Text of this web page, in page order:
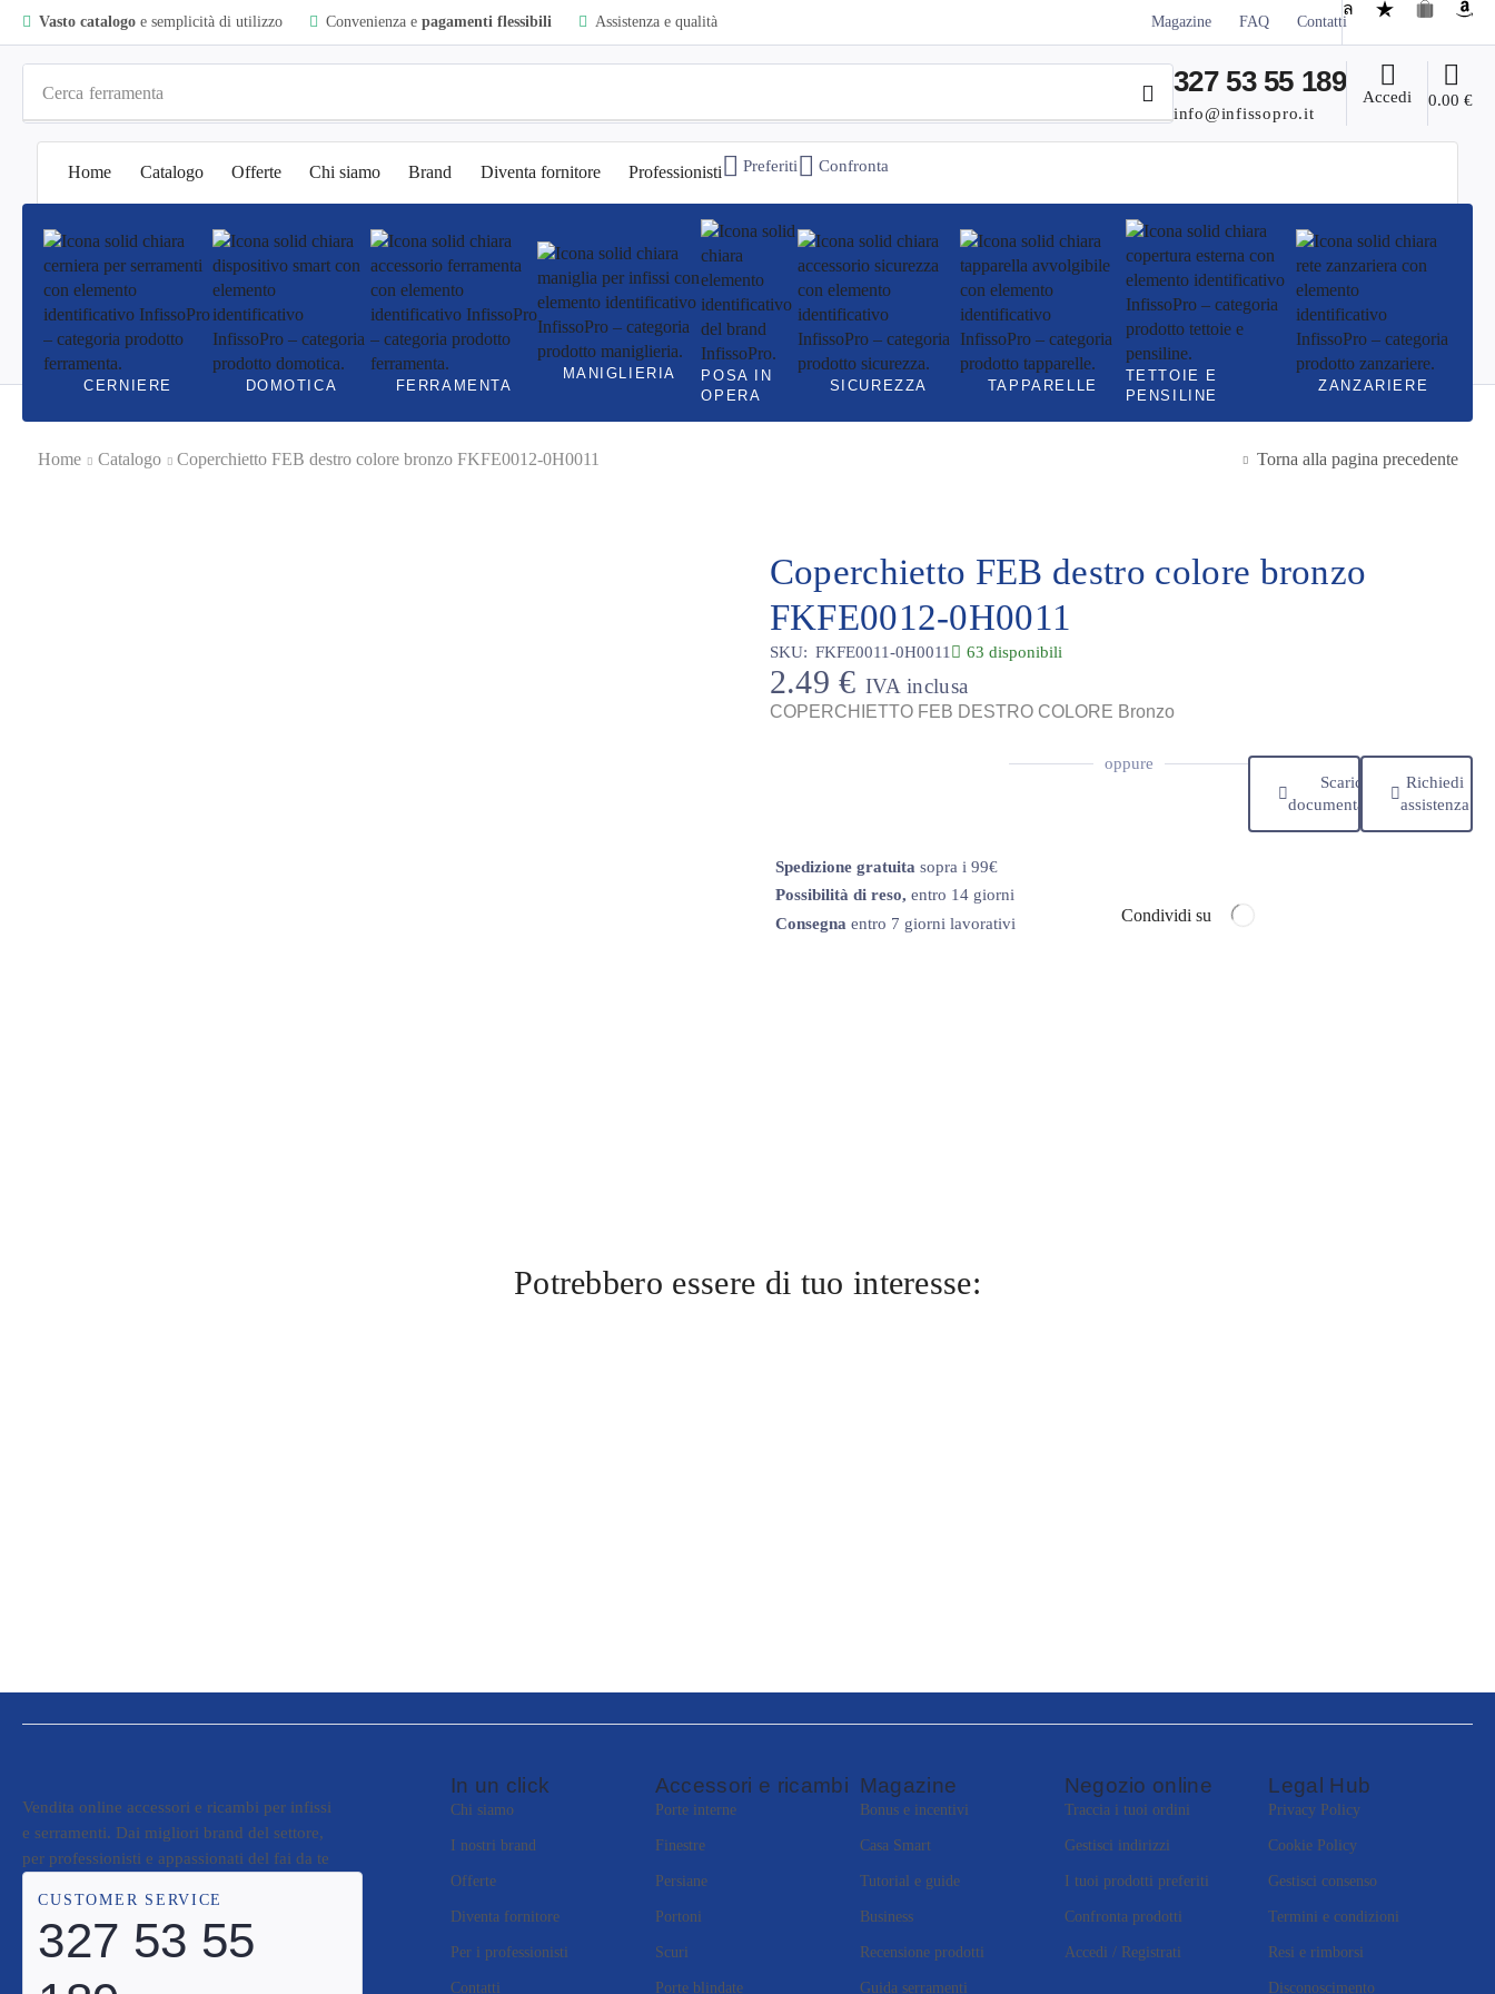
Vasto catalogoe semplicità di utilizzo Convenienza e pagamenti flessibili Assistenza e qualità Magazine FAQ Contatti
Cerca ferramenta 327 53 55 189
info@infissopro.it
Accedi 0.00€
Home Catalogo Offerte Chi siamo Brand Diventa fornitore Professionisti Preferiti Confronta
CERNIERE DOMOTICA FERRAMENTA
MANIGLIERIA
POSA IN
OPERA
SICUREZZA TAPPARELLE
TETTOIE E
PENSILINE
ZANZARIERE
Home Catalogo Coperchietto FEB destro colore bronzo FKFE0012-0H0011 Torna alla pagina precedente
Coperchietto FEB destro colore bronzo
FKFE0012-0H0011
SKU: FKFE0011-0H0011 63 disponibili
2.49€ IVA inclusa
COPERCHIETTO FEB DESTRO COLORE Bronzo
oppure
Scarica
documentazione
Richiedi
assistenza
Spedizione gratuita sopra i 99€
Possibilità di reso, entro 14 giorni
Consegna entro 7 giorni lavorativi Condividi su
Potrebbero essere di tuo interesse:
Vendita online accessori e ricambi per infissi
e serramenti. Dai migliori brand del settore,
per professionisti e appassionati del fai da te
CUSTOMER SERVICE
327 53 55
In un click
Chi siamo
I nostri brand
Offerte
Diventa fornitore
Per i professionisti
Contatti
Accessori e ricambi
Porte interne
Finestre
Persiane
Portoni
Scuri
Porte blindate
Magazine
Bonus e incentivi
Casa Smart
Tutorial e guide
Business
Recensione prodotti
Guida serramenti
Negozio online
Traccia i tuoi ordini
Gestisci indirizzi
I tuoi prodotti preferiti
Confronta prodotti
Accedi / Registrati
Legal Hub
Privacy Policy
Cookie Policy
Gestisci consenso
Termini e condizioni
Resi e rimborsi
Disconoscimento